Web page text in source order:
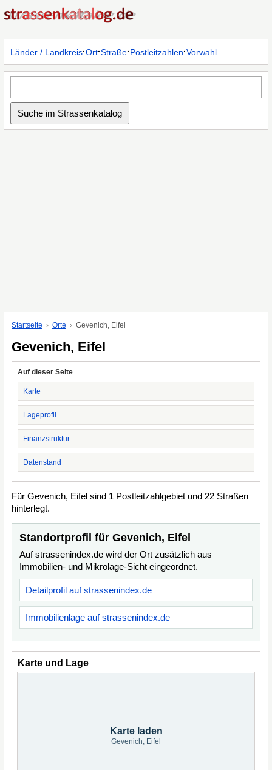
Länder / Landkreis·Ort·Straße·Postleitzahlen·Vorwahl
Startseite Orte Gevenich, Eifel
Gevenich, Eifel
Auf dieser Seite
Karte
Lageprofil
Finanzstruktur
Datenstand
Für Gevenich, Eifel sind 1 Postleitzahlgebiet und 22 Straßen
hinterlegt.
Standortprofil für Gevenich, Eifel
Auf strassenindex.de wird der Ort zusätzlich aus
Immobilien- und Mikrolage-Sicht eingeordnet.
Detailprofil auf strassenindex.de
Immobilienlage auf strassenindex.de
Karte und Lage
Karte laden
Gevenich, Eifel